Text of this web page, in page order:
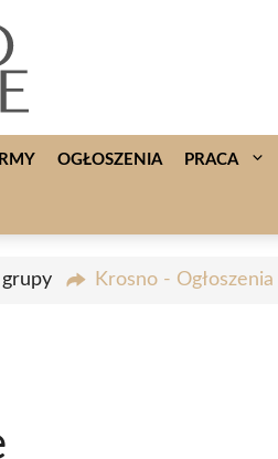
OGŁOSZENIA PRACA
Krosno -